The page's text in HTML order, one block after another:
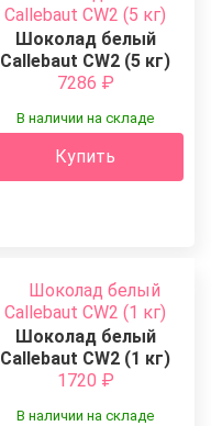
Шоколад белый
Callebaut CW2 (5 кг)
7286 ₽
В наличии на складе
Купить
Шоколад белый
Callebaut CW2 (1 кг)
1720 ₽
В наличии на складе